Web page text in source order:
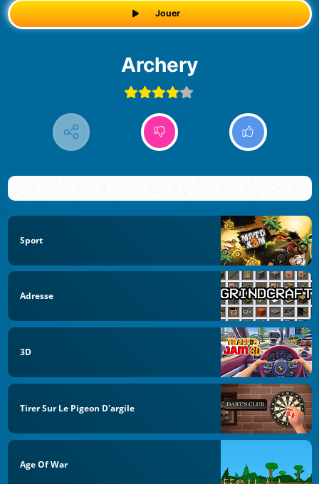
Jouer
Archery
Sport
Adresse
3D
Tirer Sur Le Pigeon D'argile
Age Of War